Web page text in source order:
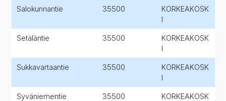
Salokunnantie 35500
KORKEAKOSK
I
Setäläntie 35500
KORKEAKOSK
I
Sukkavartaantie 35500
KORKEAKOSK
I
Syväniementie 35500
KORKEAKOSK